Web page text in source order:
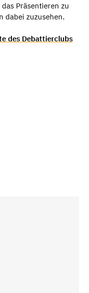
Präsentieren zu
dabei zuzusehen.
des Debattierclubs